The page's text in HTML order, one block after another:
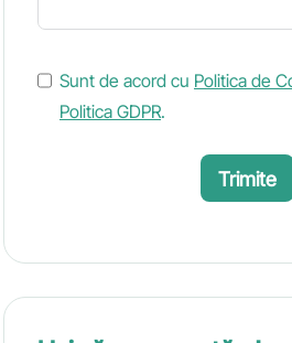
Sunt de acord cu Politica de
Politica GDPR.
Trimite